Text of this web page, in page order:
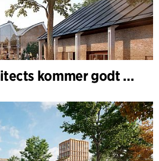
C.F. Møller Architects kommer godt ud af 2025